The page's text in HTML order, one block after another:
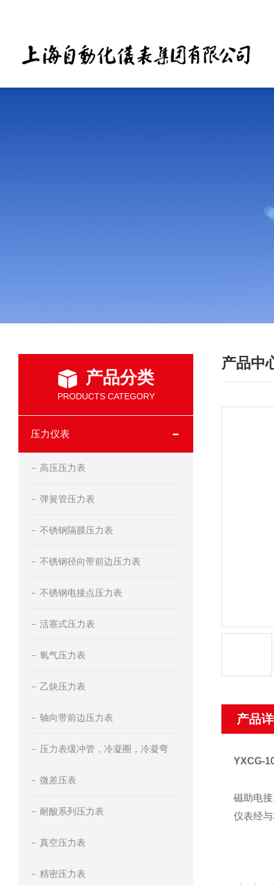
产品分类
PRODUCTS CATEGORY
压力仪表
高压压力表
弹簧管压力表
不锈钢隔膜压力表
不锈钢径向带前边压力表
不锈钢电接点压力表
活塞式压力表
氧气压力表
乙炔压力表
轴向带前边压力表
压力表缓冲管，冷凝圈，冷凝弯
微差压表
耐酸系列压力表
真空压力表
精密压力表
产品中
产品
YXCG-
磁助电
仪表经